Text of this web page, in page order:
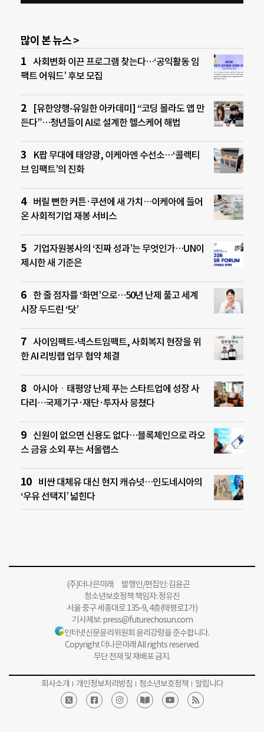
많이 본 뉴스 >
사회변화 이끈 프로그램 찾는다…‘공익활동 임
팩트 어워드’ 후보 모집
[유한양행-유일한 아카데미] “코딩 몰라도 앱 만
든다”…청년들이 AI로 설계한 헬스케어 해법
K팝 무대에 태양광, 이케아엔 수선소…‘콜렉티
브 임팩트’의 진화
버릴 뻔한 커튼·쿠션에 새 가치…이케아에 들어
온 사회적기업 재봉 서비스
기업자원봉사의 ‘진짜 성과’는 무엇인가…UN이
제시한 새 기준은
한 줄 점자를 ‘화면’으로…50년 난제 풀고 세계
시장 두드린 ‘닷’
사이임팩트-넥스트임팩트, 사회복지 현장을 위
한 AI 리빙랩 업무 협약 체결
아시아ㆍ태평양 난제 푸는 스타트업에 성장 사
다리…국제기구·재단·투자사 뭉쳤다
신원이 없으면 신용도 없다…블록체인으로 라오
스 금융 소외 푸는 서울랩스
비싼 대체유 대신 현지 캐슈넛…인도네시아의
‘우유 선택지’ 넓힌다
(주)더나은미래 발행인/편집인: 김윤곤
청소년보호정책 책임자: 정유진
서울 중구 세종대로 135-9, 4층(태평로1가)
기사제보:press@futurechosun.com
인터넷신문윤리위원회 윤리강령을 준수합니다.
Copyright 더나은미래 All rights reserved.
무단 전재 및 재배포 금지.
회사소개 개인정보처리방침 청소년보호정책 알립니다